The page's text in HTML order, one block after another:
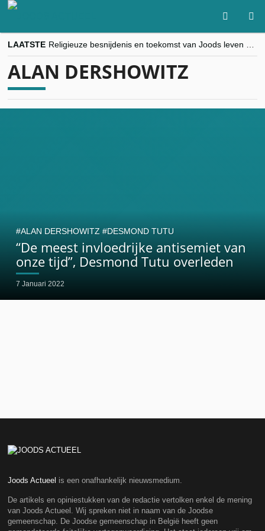
LAATSTE
“Besnijdenisdebat toont hoe moeilijk seculiere Westen minderheden begrijpt”, Jinnih Beels (Vooruit)
ALAN DERSHOWITZ
“De meest invloedrijke antisemiet van
onze tijd”, Desmond Tutu overleden
7 Januari 2022
ALAN DERSHOWITZ DESMOND TUTU
Joods Actueel is een onafhankelijk nieuwsmedium.
De artikels en opiniestukken van de redactie vertolken enkel de mening
van Joods Actueel. Wij spreken niet in naam van de Joodse
gemeenschap. De Joodse gemeenschap in België heeft geen